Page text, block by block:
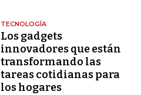
TECNOLOGÍA
Los gadgets
innovadores que están
transformando las
tareas cotidianas para
los hogares